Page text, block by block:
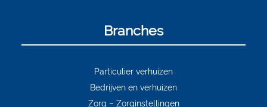
Branches
Particulier verhuizen
Bedrijven en verhuizen
Zorg – Zorginstellingen